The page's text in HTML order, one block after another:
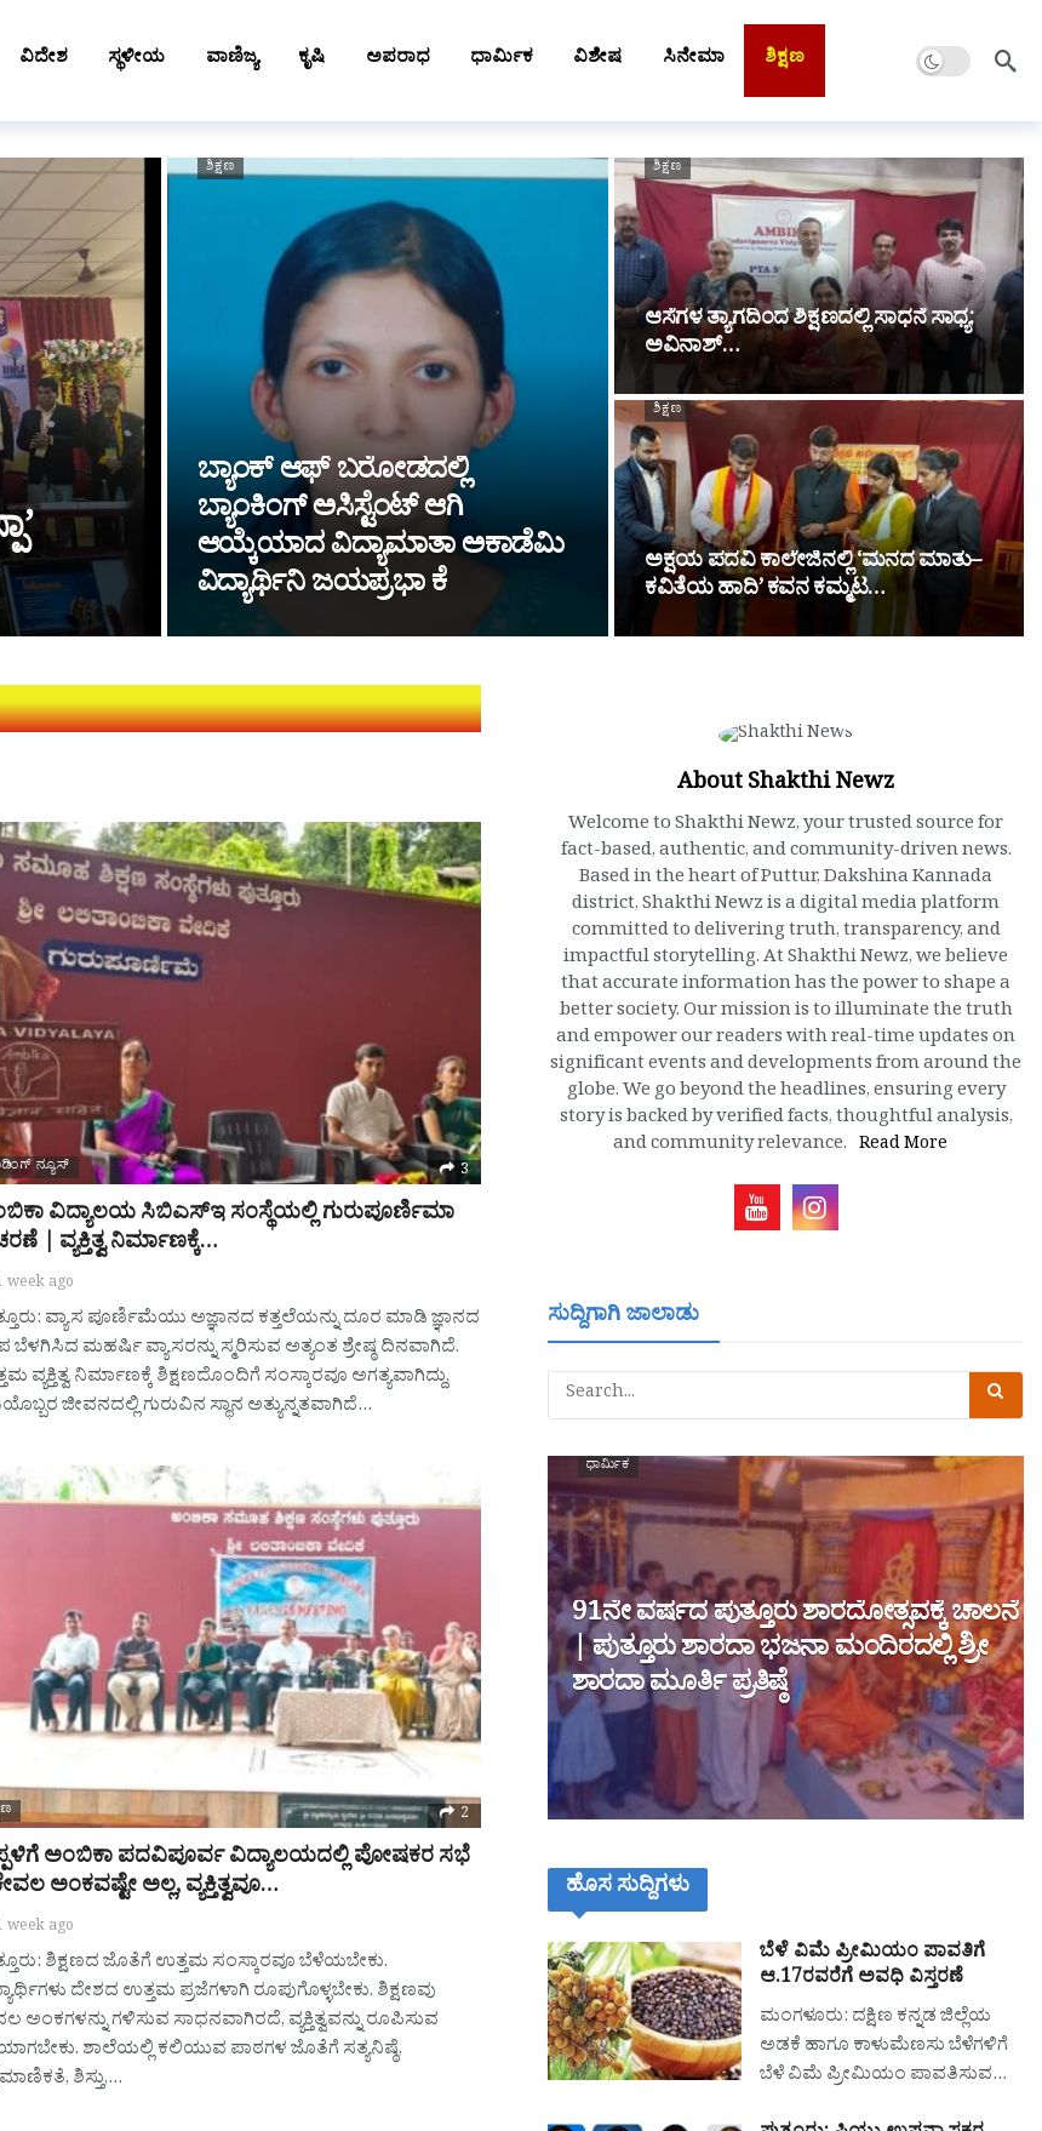
ವಿದೇಶ ಸ್ಥಳೀಯ ವಾಣಿಜ್ಯ ಕೃಷಿ ಅಪರಾಧ ಧಾರ್ಮಿಕ ವಿಶೇಷ ಸಿನೇಮಾ ಶಿಕ್ಷಣ Dark mode
ಶಿಕ್ಷಣ
ಬ್ಯಾಂಕ್ ಆಫ್ ಬರೋಡದಲ್ಲಿ
ಬ್ಯಾಂಕಿಂಗ್ ಅಸಿಸ್ಟೆಂಟ್ ಆಗಿ
ಆಯ್ಕೆಯಾದ ವಿದ್ಯಾಮಾತಾ ಅಕಾಡೆಮಿ
ವಿದ್ಯಾರ್ಥಿನಿ ಜಯಪ್ರಭಾ ಕೆ
ಶಿಕ್ಷಣ
ಆಸೆಗಳ ತ್ಯಾಗದಿಂದ ಶಿಕ್ಷಣದಲ್ಲಿ ಸಾಧನೆ ಸಾಧ್ಯ:
ಅವಿನಾಶ್…
ಶಿಕ್ಷಣ
ಅಕ್ಷಯ ಪದವಿ ಕಾಲೇಜಿನಲ್ಲಿ ‘ಮನದ ಮಾತು–
ಕವಿತೆಯ ಹಾದಿ’ ಕವನ ಕಮ್ಮಟ…
ನ್ಯೂಸ್ 3
ವಿದ್ಯಾಲಯ ಸಿಬಿಎಸ್‌ಇ ಸಂಸ್ಥೆಯಲ್ಲಿ ಗುರುಪೂರ್ಣಿಮಾ
| ವ್ಯಕ್ತಿತ್ವ ನಿರ್ಮಾಣಕ್ಕೆ…
week ago
ವ್ಯಾಸ ಪೂರ್ಣಿಮೆಯು ಅಜ್ಞಾನದ ಕತ್ತಲೆಯನ್ನು ದೂರ ಮಾಡಿ ಜ್ಞಾನದ
ಬೆಳಗಿಸಿದ ಮಹರ್ಷಿ ವ್ಯಾಸರನ್ನು ಸ್ಮರಿಸುವ ಅತ್ಯಂತ ಶ್ರೇಷ್ಠ ದಿನವಾಗಿದೆ.
ವ್ಯಕ್ತಿತ್ವ ನಿರ್ಮಾಣಕ್ಕೆ ಶಿಕ್ಷಣದೊಂದಿಗೆ ಸಂಸ್ಕಾರವೂ ಅಗತ್ಯವಾಗಿದ್ದು,
ಜೀವನದಲ್ಲಿ ಗುರುವಿನ ಸ್ಥಾನ ಅತ್ಯುನ್ನತವಾಗಿದೆ…
2
ಅಂಬಿಕಾ ಪದವಿಪೂರ್ವ ವಿದ್ಯಾಲಯದಲ್ಲಿ ಪೋಷಕರ ಸಭೆ
ಅಂಕವಷ್ಟೇ ಅಲ್ಲ, ವ್ಯಕ್ತಿತ್ವವೂ…
week ago
ಶಿಕ್ಷಣದ ಜೊತೆಗೆ ಉತ್ತಮ ಸಂಸ್ಕಾರವೂ ಬೆಳೆಯಬೇಕು.
ದೇಶದ ಉತ್ತಮ ಪ್ರಜೆಗಳಾಗಿ ರೂಪುಗೊಳ್ಳಬೇಕು. ಶಿಕ್ಷಣವು
ಅಂಕಗಳನ್ನು ಗಳಿಸುವ ಸಾಧನವಾಗಿರದೆ, ವ್ಯಕ್ತಿತ್ವವನ್ನು ರೂಪಿಸುವ
ಶಾಲೆಯಲ್ಲಿ ಕಲಿಯುವ ಪಾಠಗಳ ಜೊತೆಗೆ ಸತ್ಯನಿಷ್ಠೆ,
ಶಿಸ್ತು,…
About Shakthi Newz
Welcome to Shakthi Newz, your trusted source for
fact-based, authentic, and community-driven news.
Based in the heart of Puttur, Dakshina Kannada
district, Shakthi Newz is a digital media platform
committed to delivering truth, transparency, and
impactful storytelling. At Shakthi Newz, we believe
that accurate information has the power to shape a
better society. Our mission is to illuminate the truth
and empower our readers with real-time updates on
significant events and developments from around the
globe. We go beyond the headlines, ensuring every
story is backed by verified facts, thoughtful analysis,
and community relevance. Read More
ಸುದ್ದಿಗಾಗಿ ಜಾಲಾಡು
ಧಾರ್ಮಿಕ
91ನೇ ವರ್ಷದ ಪುತ್ತೂರು ಶಾರದೋತ್ಸವಕ್ಕೆ ಚಾಲನೆ
| ಪುತ್ತೂರು ಶಾರದಾ ಭಜನಾ ಮಂದಿರದಲ್ಲಿ ಶ್ರೀ
ಶಾರದಾ ಮೂರ್ತಿ ಪ್ರತಿಷ್ಠೆ
ಹೊಸ ಸುದ್ದಿಗಳು
ಬೆಳೆ ವಿಮೆ ಪ್ರೀಮಿಯಂ ಪಾವತಿಗೆ
ಆ.17ರವರೆಗೆ ಅವಧಿ ವಿಸ್ತರಣೆ
ಮಂಗಳೂರು: ದಕ್ಷಿಣ ಕನ್ನಡ ಜಿಲ್ಲೆಯ
ಅಡಕೆ ಹಾಗೂ ಕಾಳುಮೆಣಸು ಬೆಳೆಗಳಿಗೆ
ಬೆಳೆ ವಿಮೆ ಪ್ರೀಮಿಯಂ ಪಾವತಿಸುವ…